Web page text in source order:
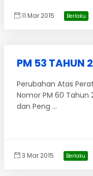
11 Mar 2015 Berlaku
PM 53 TAHUN
Perubahan Atas
Nomor PM 60 Tahun
dan Peng ...
3 Mar 2015 Berlaku